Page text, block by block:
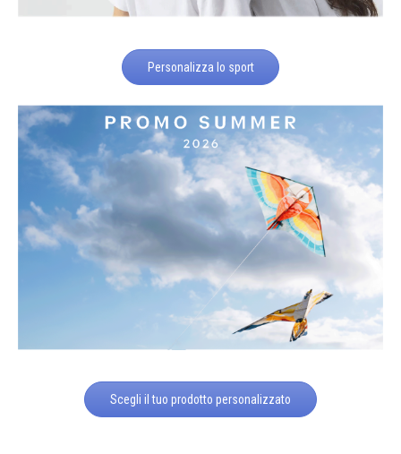
Personalizza lo sport
Scegli il tuo prodotto personalizzato